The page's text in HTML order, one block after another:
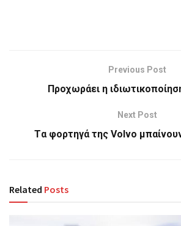
Previous Post
Προχωράει η
Next Post
Tα φορτηγά της Volvo
Related Posts